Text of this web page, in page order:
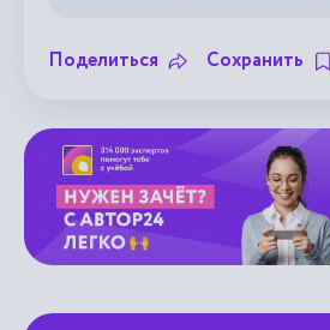
Поделиться Сохранить